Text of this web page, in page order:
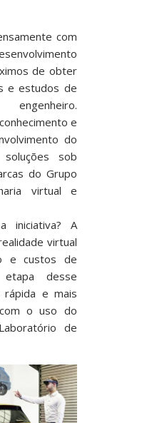
com
de obter
e estudos de
e
do
sob
do Grupo
virtual e
iniciativa? A
virtual
e custos de
etapa desse
e mais
o uso do
de